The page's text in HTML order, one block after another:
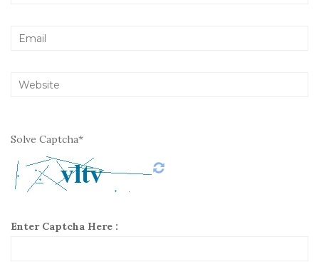
Solve Captcha*
Enter Captcha Here :